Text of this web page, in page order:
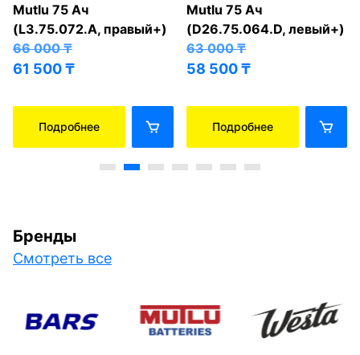
Mutlu 75 Ач
(L3.75.072.A, правый+)
66 000₸
61 500₸
Подробнее
Mutlu 75 Ач
(D26.75.064.D, левый+)
63 000₸
58 500₸
Подробнее
Бренды
Смотреть все